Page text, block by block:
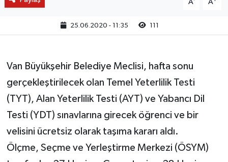
A A
25.06.2020 - 11:35 111
Van Büyükşehir Belediye Meclisi, hafta sonu
gerçekleştirilecek olan Temel Yeterlilik Testi
(TYT), Alan Yeterlilik Testi (AYT) ve Yabancı Dil
Testi (YDT) sınavlarına girecek öğrenci ve bir
velisini ücretsiz olarak taşıma kararı aldı.
Ölçme, Seçme ve Yerleştirme Merkezi (ÖSYM)